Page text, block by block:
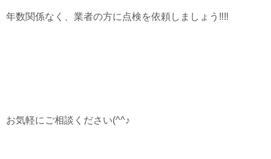
年数関係なく、業者の方に点検を依頼しましょう‼‼
お気軽にご相談ください(^^♪